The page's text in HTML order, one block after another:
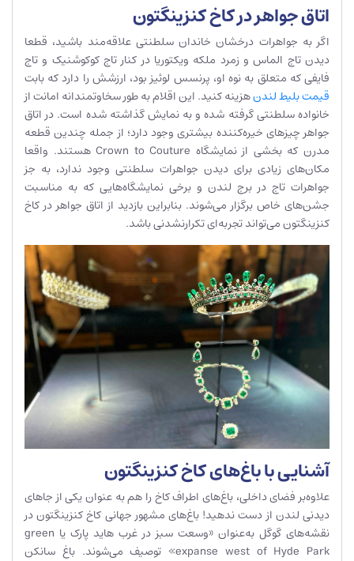
اتاق جواهر در کاخ کنزینگتون
اگر به جواهرات درخشان خاندان سلطنتی علاقه‌مند باشید، قطعا
دیدن تاج الماس و زمرد ملکه ویکتوریا در کنار تاج کوکوشنیک و تاج
فایفی که متعلق به نوه او، پرنسس لوئیز بود، ارزشش را دارد که بابت
قیمت بلیط لندنهزینه کنید. این اقلام به طور سخاوتمندانه امانت از
خانواده سلطنتی گرفته شده و به نمایش گذاشته شده است. در اتاق
جواهر چیزهای خیره‌کننده بیشتری وجود دارد؛ از جمله چندین قطعه
مدرن که بخشی از نمایشگاه Crown to Couture هستند. واقعا
مکان‌های زیادی برای دیدن جواهرات سلطنتی وجود ندارد، به جز
جواهرات تاج در برج لندن و برخی نمایشگاه‌هایی که به مناسبت
جشن‌های خاص برگزار می‌شوند. بنابراین بازدید از اتاق جواهر در کاخ
کنزینگتون می‌تواند تجربه‌ای تکرارنشدنی باشد.
آشنایی با باغ‌های کاخ کنزینگتون
علاوه‌بر فضای داخلی، باغ‌های اطراف کاخ را هم به عنوان یکی از جاهای
دیدنی لندن از دست ندهید! باغ‌های مشهور جهانی کاخ کنزینگتون در
نقشه‌های گوگل به‌عنوان «وسعت سبز در غرب هاید پارک یا green
expanse west of Hyde Park» توصیف می‌شوند. باغ سانکن